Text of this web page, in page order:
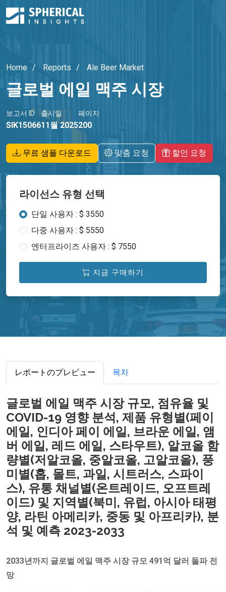
Home Reports Ale Beer Market
글로벌 에일 맥주 시장
보고서 ID
SIK15066
출시일
11월 2025
페이지
200
무료 샘플 다운로드 맞춤 요청 할인 요청
라이선스 유형 선택
단일 사용자 : $ 3550
다중 사용자 : $ 5550
엔터프라이즈 사용자 : $ 7550
지금 구매하기
レポートのプレビュー 목차
글로벌 에일 맥주 시장 규모, 점유율 및
COVID-19 영향 분석, 제품 유형별(페이
에일, 인디아 페이 에일, 브라운 에일, 앰
버 에일, 레드 에일, 스타우트), 알코올 함
량별(저알코올, 중알코올, 고알코올), 풍
미별(홉, 몰트, 과일, 시트러스, 스파이
스), 유통 채널별(온트레이드, 오프트레
이드) 및 지역별(북미, 유럽, 아시아 태평
양, 라틴 아메리카, 중동 및 아프리카), 분
석 및 예측 2023-2033
2033년까지 글로벌 에일 맥주 시장 규모 491억 달러 돌파 전
망